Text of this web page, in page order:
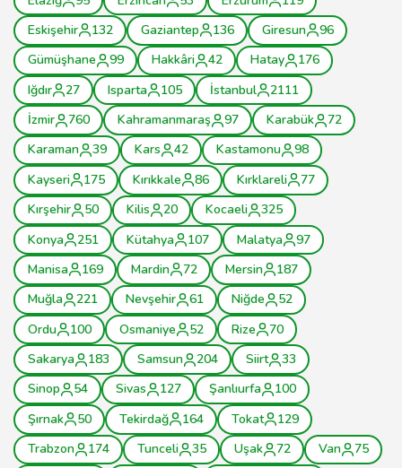
Eskişehir
132 Gaziantep 136 Giresun
96
Gümüşhane
99 Hakkâri 42 Hatay
176
Iğdır
27 Isparta 105 İstanbul
2111
İzmir
760 Kahramanmaraş 97 Karabük
72
Karaman
39 Kars 42 Kastamonu
98
Kayseri
175 Kırıkkale 86 Kırklareli
77
Kırşehir
50 Kilis 20 Kocaeli
325
Konya
251 Kütahya 107 Malatya
97
Manisa
169 Mardin 72 Mersin
187
Muğla
221 Nevşehir 61 Niğde
52
Ordu
100 Osmaniye 52 Rize
70
Sakarya
183 Samsun 204 Siirt
33
Sinop
54 Sivas 127 Şanlıurfa
100
Şırnak
50 Tekirdağ 164 Tokat
129
Trabzon
174 Tunceli 35 Uşak 72 Van
75